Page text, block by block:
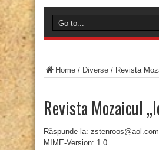
Home / Diverse / Revista
Revista Mozaicul
Răspunde la: zstenroos@aol.com
MIME-Version: 1.0